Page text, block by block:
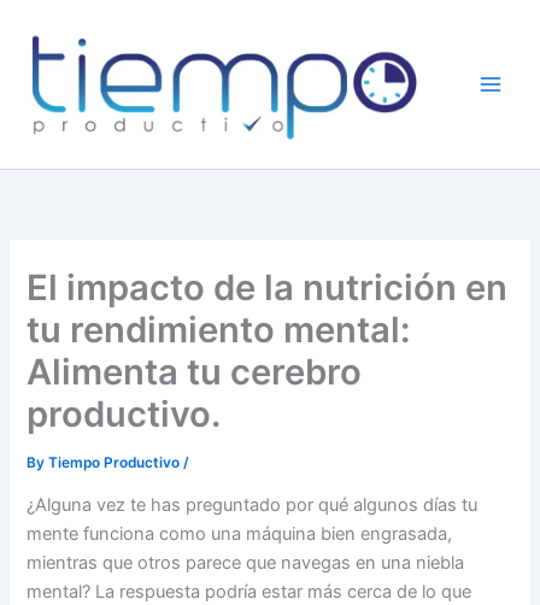
El impacto de la nutrición en
tu rendimiento mental:
Alimenta tu cerebro
productivo.
ByTiempo Productivo/
¿Alguna vez te has preguntado por qué algunos días tu
mente funciona como una máquina bien engrasada,
mientras que otros parece que navegas en una niebla
mental? La respuesta podría estar más cerca de lo que